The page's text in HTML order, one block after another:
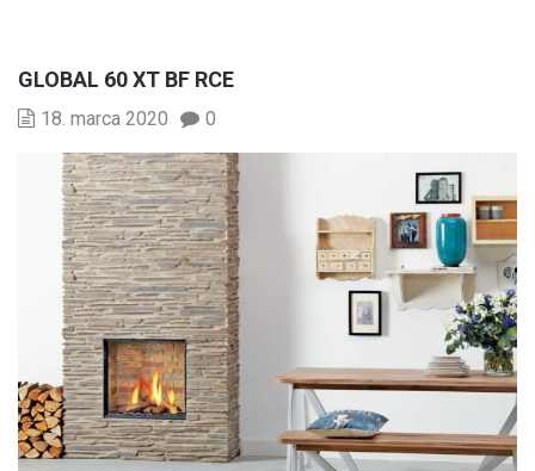
GLOBAL 60 XT BF RCE
18. marca 2020 0